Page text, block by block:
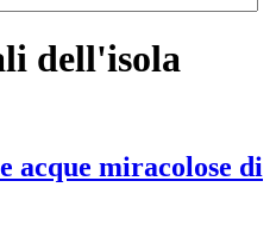
dell'isola
acque miracolose di